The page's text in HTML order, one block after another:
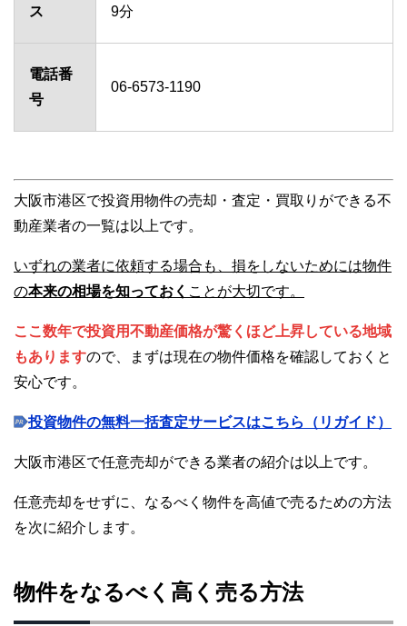
ス
9分
電話番
号
06-6573-1190
大阪市港区で投資用物件の売却・査定・買取りができる不
動産業者の一覧は以上です。
いずれの業者に依頼する場合も、損をしないためには物件
の本来の相場を知っておく ことが大切です。
ここ数年で投資用不動産価格が驚くほど上昇している地域
もありますので、まずは現在の物件価格を確認しておくと
安心です。
投資物件の無料一括査定サービスはこちら（リガイド）
大阪市港区で任意売却ができる業者の紹介は以上です。
任意売却をせずに、なるべく物件を高値で売るための方法
を次に紹介します。
物件をなるべく高く売る方法